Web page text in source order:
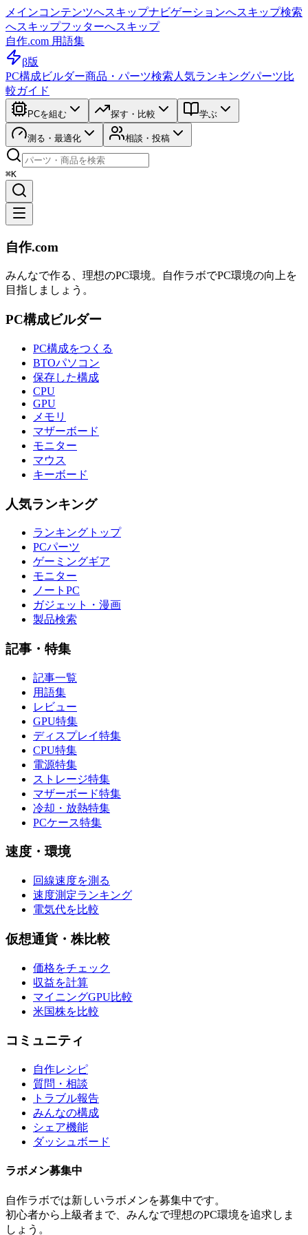
メインコンテンツへスキップナビゲーションへスキップ検索
へスキップフッターへスキップ
自作.com 用語集
β版
PC構成ビルダー商品・パーツ検索 人気ランキングパーツ比
較ガイド
PCを組む 探す・比較 学ぶ
測る・最適化 相談・投稿
⌘K
自作.com
みんなで作る、理想のPC環境。 自作ラボでPC環境の向上を
目指しましょう。
PC構成ビルダー
PC構成をつくる
BTOパソコン
保存した構成
CPU
GPU
メモリ
マザーボード
モニター
マウス
キーボード
人気ランキング
ランキングトップ
PCパーツ
ゲーミングギア
モニター
ノートPC
ガジェット・漫画
製品検索
記事・特集
記事一覧
用語集
レビュー
GPU特集
ディスプレイ特集
CPU特集
電源特集
ストレージ特集
マザーボード特集
冷却・放熱特集
PCケース特集
速度・環境
回線速度を測る
速度測定ランキング
電気代を比較
仮想通貨・株比較
価格をチェック
収益を計算
マイニングGPU比較
米国株を比較
コミュニティ
自作レシピ
質問・相談
トラブル報告
みんなの構成
シェア機能
ダッシュボード
ラボメン募集中
自作ラボでは新しいラボメンを募集中です。
初心者から上級者まで、みんなで理想のPC環境を追求しま
しょう。